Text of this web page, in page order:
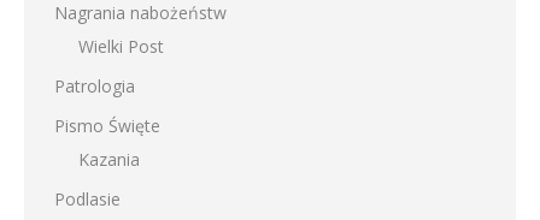
Nagrania nabożeństw
Wielki Post
Patrologia
Pismo Święte
Kazania
Podlasie